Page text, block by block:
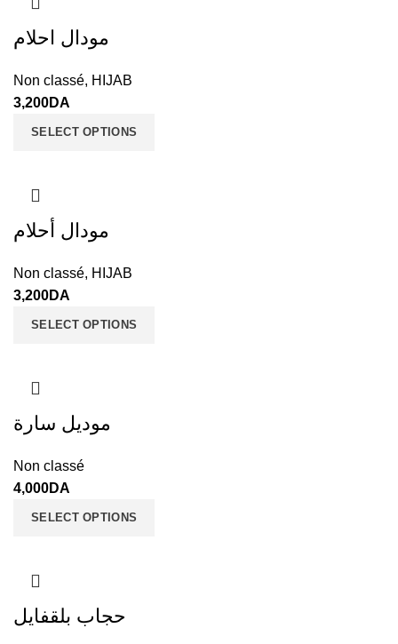
مودال احلام
Non classé, HIJAB
3,200DA
SELECT OPTIONS
مودال أحلام
Non classé, HIJAB
3,200DA
SELECT OPTIONS
موديل سارة
Non classé
4,000DA
SELECT OPTIONS
حجاب بلقفايل